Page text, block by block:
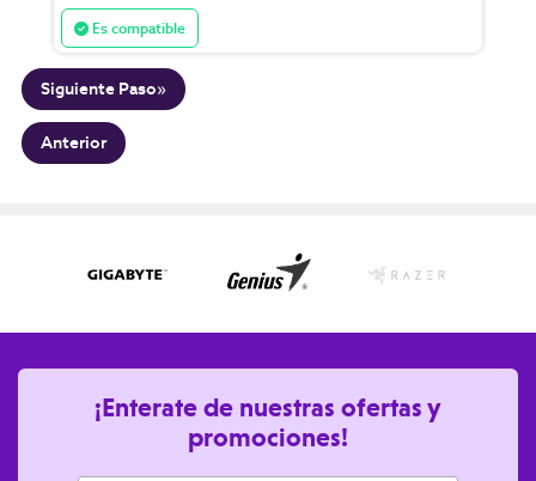
Es compatible
¡Enterate de nuestras ofertas y
promociones!